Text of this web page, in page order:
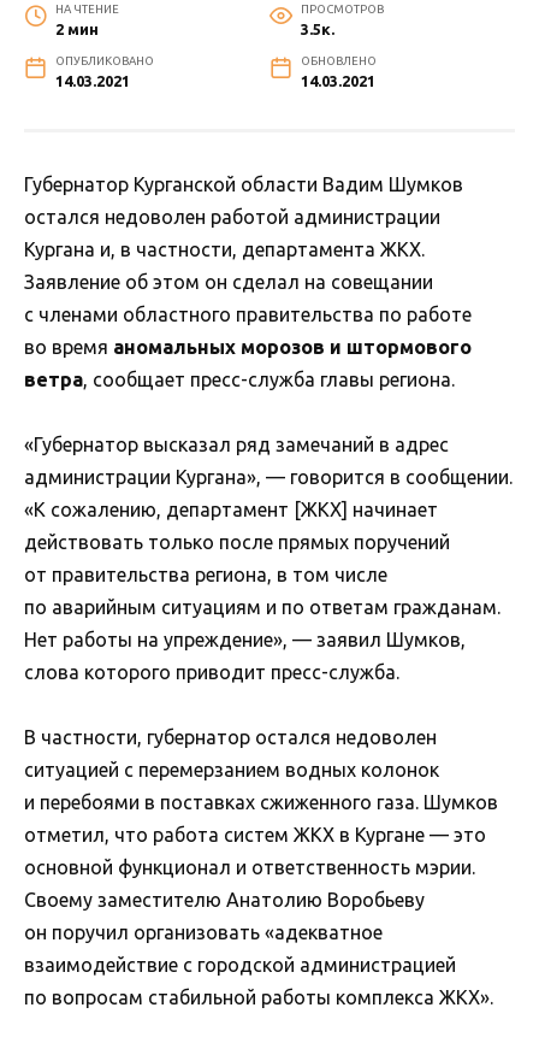
НА ЧТЕНИЕ
2 мин
ПРОСМОТРОВ
3.5к.
ОПУБЛИКОВАНО
14.03.2021
ОБНОВЛЕНО
14.03.2021
Губернатор Курганской области Вадим Шумков
остался недоволен работой администрации
Кургана и, в частности, департамента ЖКХ.
Заявление об этом он сделал на совещании
с членами областного правительства по работе
во время аномальных морозов и штормового
ветра , сообщает пресс-служба главы региона.
«Губернатор высказал ряд замечаний в адрес
администрации Кургана», — говорится в сообщении.
«К сожалению, департамент [ЖКХ] начинает
действовать только после прямых поручений
от правительства региона, в том числе
по аварийным ситуациям и по ответам гражданам.
Нет работы на упреждение», — заявил Шумков,
слова которого приводит пресс-служба.
В частности, губернатор остался недоволен
ситуацией с перемерзанием водных колонок
и перебоями в поставках сжиженного газа. Шумков
отметил, что работа систем ЖКХ в Кургане — это
основной функционал и ответственность мэрии.
Своему заместителю Анатолию Воробьеву
он поручил организовать «адекватное
взаимодействие с городской администрацией
по вопросам стабильной работы комплекса ЖКХ».